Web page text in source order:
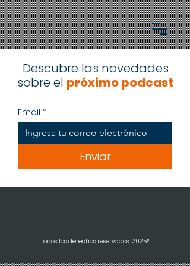
Descubre las novedades
sobre el próximo podcast
Email *
Enviar
Todos los derechos reservados, 2025®